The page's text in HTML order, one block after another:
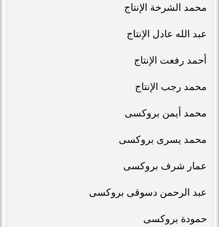
محمد الشرخة الإنتاج
عبد الله عادل الإنتاج
أحمد رفعت الإنتاج
محمد رجب الإنتاج
محمد أيمن بروكسى
محمد يسرى بروكسى
عمار شرف بروكسى
عبد الرحمن دسوقى بروكسى
حمودة بروكسى